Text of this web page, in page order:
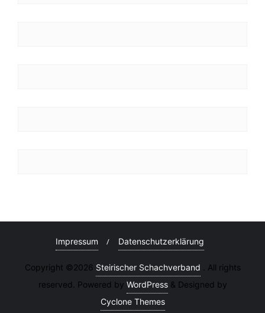
Impressum Datenschutzerklärung
Copyright ©2026 Steirischer Schachverband . All rights
reserved. Powered by WordPress & Designed by
Cyclone Themes